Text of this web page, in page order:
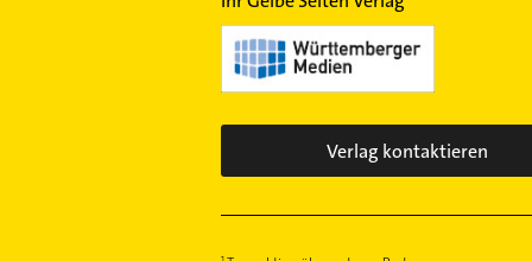
Verlag kontaktieren